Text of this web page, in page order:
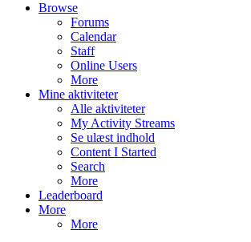
Browse
Forums
Calendar
Staff
Online Users
More
Mine aktiviteter
Alle aktiviteter
My Activity Streams
Se ulæst indhold
Content I Started
Search
More
Leaderboard
More
More